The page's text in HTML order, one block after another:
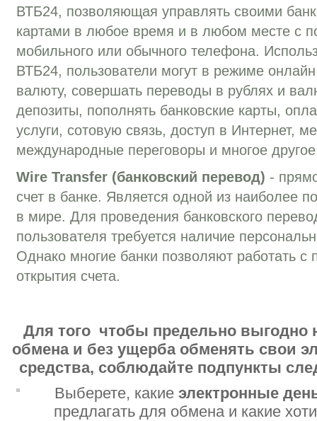
ВТБ24, позволяющая управлять своими
картами в любое время и в любом месте с
мобильного или обычного телефона.
ВТБ24, пользователи могут в режиме
валюту, совершать переводы в рублях и
депозиты, пополнять банковские карты,
услуги, сотовую связь, доступ в Интернет,
международные переговоры и многое
Wire Transfer (банковский перевод) -
счет в банке. Является одной из наиболее
в мире. Для проведения банковского
пользователя требуется наличие
Однако многие банки позволяют работать с
открытия счета.
Для того чтобы предельно выгодно
обмена и без ущерба обменять свои
средства, соблюдайте подпункты
Выберете, какие электронные
предлагать для обмена и какие